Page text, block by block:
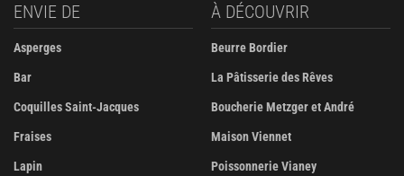
ENVIE DE
Asperges
Bar
Coquilles Saint-Jacques
Fraises
Lapin
À DÉCOUVRIR
Beurre Bordier
La Pâtisserie des Rêves
Boucherie Metzger et André
Maison Viennet
Poissonnerie Vianey